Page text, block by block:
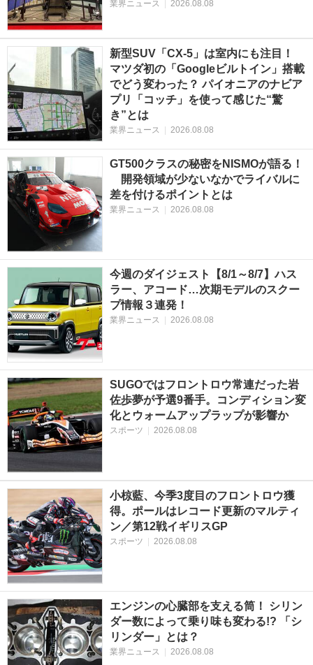
業界ニュース | 2026.08.08
新型SUV「CX-5」は室内にも注目！
マツダ初の「Googleビルトイン」搭載
でどう変わった？ パイオニアのナビア
プリ「コッチ」を使って感じた“驚
き”とは
業界ニュース | 2026.08.08
GT500クラスの秘密をNISMOが語る！
開発領域が少ないなかでライバルに
差を付けるポイントとは
業界ニュース | 2026.08.08
今週のダイジェスト【8/1～8/7】ハス
ラー、アコード…次期モデルのスクー
プ情報３連発！
業界ニュース | 2026.08.08
SUGOではフロントロウ常連だった岩
佐歩夢が予選9番手。コンディション変
化とウォームアップラップが影響か
スポーツ | 2026.08.08
小椋藍、今季3度目のフロントロウ獲
得。ポールはレコード更新のマルティ
ン／第12戦イギリスGP
スポーツ | 2026.08.08
エンジンの心臓部を支える筒！ シリン
ダー数によって乗り味も変わる!? 「シ
リンダー」とは？
業界ニュース | 2026.08.08